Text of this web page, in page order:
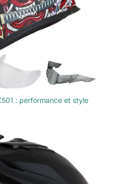
: performance et style